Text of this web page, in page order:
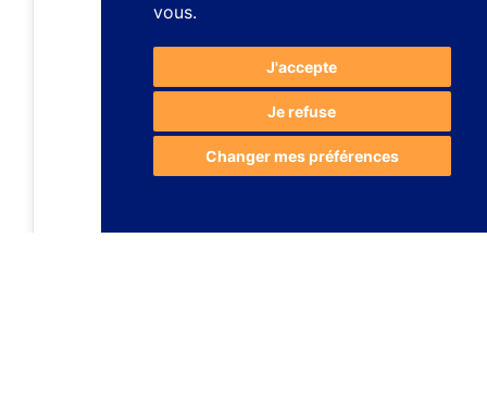
vous.
J'accepte
Je refuse
Changer mes préférences